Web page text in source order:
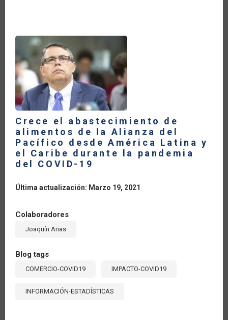
CARIBE
AUMENTARON
24.8
POR
CIENTO
Crece el abastecimiento de
alimentos de la Alianza del
Pacífico desde América Latina y
el Caribe durante la pandemia
del COVID-19
Última actualización: Marzo 19, 2021
Colaboradores
Joaquín Arias
Blog tags
COMERCIO-COVID19 IMPACTO-COVID19
INFORMACIÓN-ESTADÍSTICAS